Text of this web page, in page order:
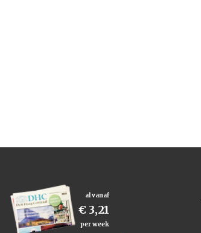
al vanaf
€ 3,21
per week